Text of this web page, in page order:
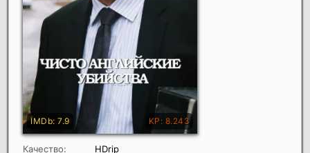
Качество:
HDrip